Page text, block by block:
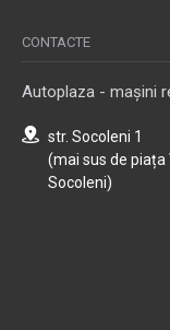
CONTACTE
Autoplaza - mașini
str. Socoleni 1
(mai sus de piața
Socoleni)